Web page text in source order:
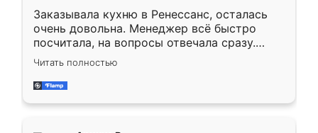
Заказывала кухню в Ренессанс, осталась
очень довольна. Менеджер всё быстро
посчитала, на вопросы отвечала сразу.
Замерщик приехал в субботу, подошёл к
делу со всей ответственностью. Собрали
за день, ребята работали аккуратно, даже
Читать полностью